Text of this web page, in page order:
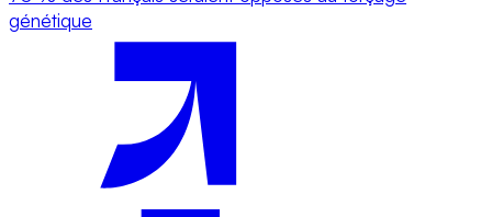
génétique